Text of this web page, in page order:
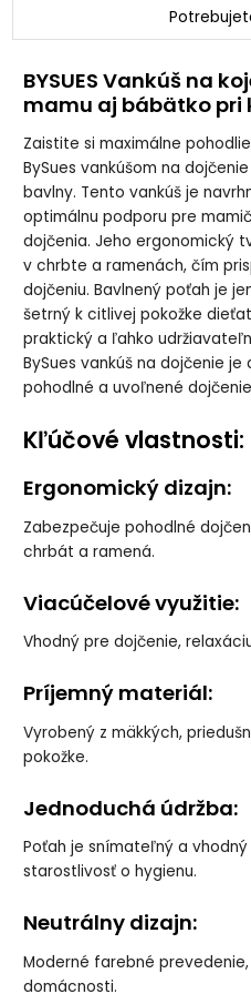
PIVONKY
dojčenie Bavlna
Classic - TMAVÉ
PIVONKY
BYSUES Vankúš na
mamu aj bábätko pri
Zaistite si maximálne
BySues vankúšom na
bavlny. Tento vankúš je
optimálnu podporu pre
dojčenia. Jeho ergonomický
v chrbte a ramenách, čím
dojčeniu. Bavlnený poťah je
šetrný k citlivej pokožke
praktický a ľahko
BySues vankúš na dojčenie
pohodlné a uvoľnené
Kľúčové vlastnosti:
Ergonomický dizajn:
Zabezpečuje pohodlné
chrbát a ramená.
Viacúčelové využitie:
Vhodný pre dojčenie,
Príjemný materiál:
Vyrobený z mäkkých,
pokožke.
Jednoduchá údržba:
Poťah je snímateľný a
starostlivosť o hygienu.
Neutrálny dizajn:
Moderné farebné
domácnosti.